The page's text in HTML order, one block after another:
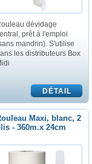
dévidage
prêt à l'emploi
mandrin). S'utilise
les distributeurs Box
Maxi, blanc, 2
- 360m.x 24cm